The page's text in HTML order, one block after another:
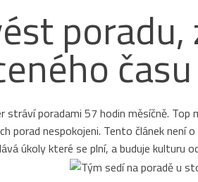
času
stráví poradami 57 hodin měsíčně.
porad nespokojeni. Tento článek není
úkoly které se plní, a buduje kulturu